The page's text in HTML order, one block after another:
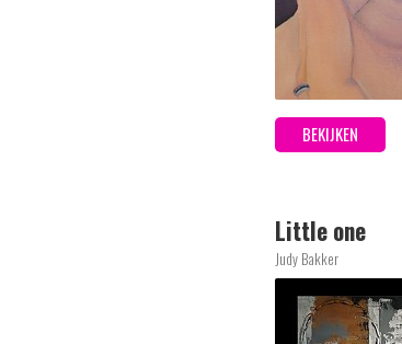
BEKIJKEN
Judy Bakker
Little one